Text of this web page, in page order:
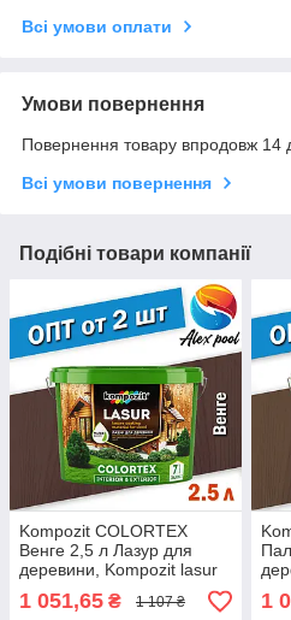
Всі умови оплати
Умови повернення
Повернення товару впродовж 14
Всі умови повернення
Подібні товари компанії
Kompozit COLORTEX
Венге 2,5 л Лазур для
деревини, Kompozit lasur
colortex, Композит
коортекс
1 051,65 ₴ 1 107 ₴ 1